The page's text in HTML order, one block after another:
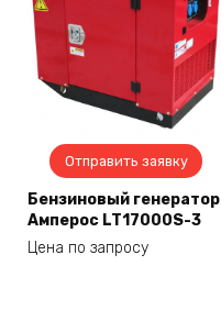
Отправить заявку
Бензиновый генератор
Амперос LT17000S-3
Цена по запросу